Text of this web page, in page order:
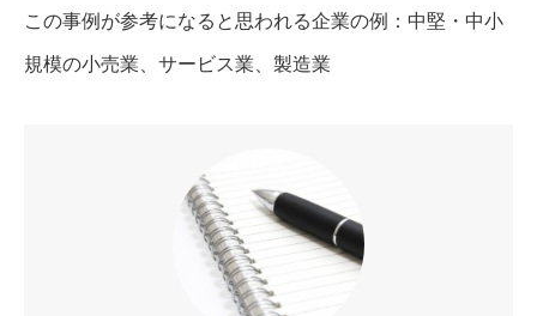
この事例が参考になると思われる企業の例：中堅・中小
規模の小売業、サービス業、製造業